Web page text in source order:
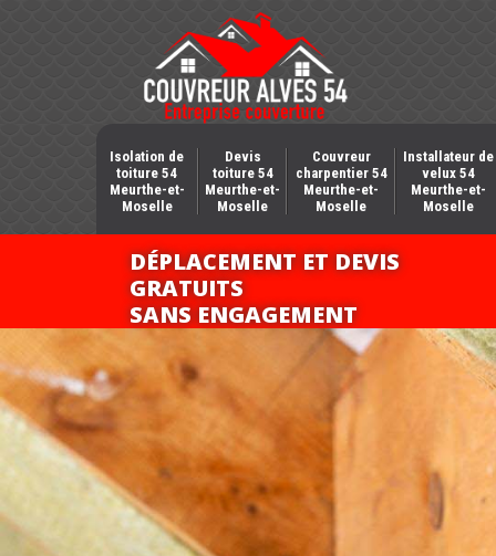
Isolation de
toiture 54
Meurthe-et-
Moselle
Devis
toiture 54
Meurthe-et-
Moselle
Couvreur
charpentier 54
Meurthe-et-
Moselle
Installateur de
velux 54
Meurthe-et-
Moselle
DÉPLACEMENT ET DEVIS
GRATUITS
SANS ENGAGEMENT